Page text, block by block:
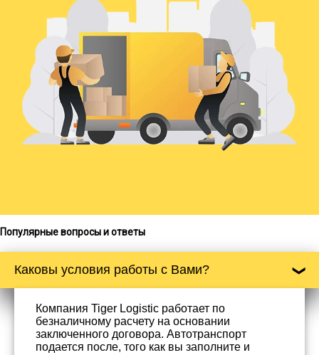
Популярные вопросы и ответы
Каковы условия работы с Вами?
Компания Tiger Logistic работает по
безналичному расчету на основании
заключенного договора. Автотранспорт
подается после, того как вы заполните и